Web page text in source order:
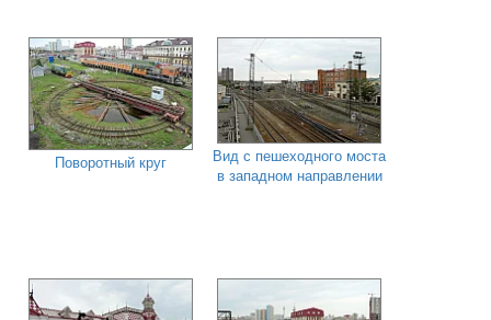
Поворотный круг
Вид с пешеходного моста
в западном направлении